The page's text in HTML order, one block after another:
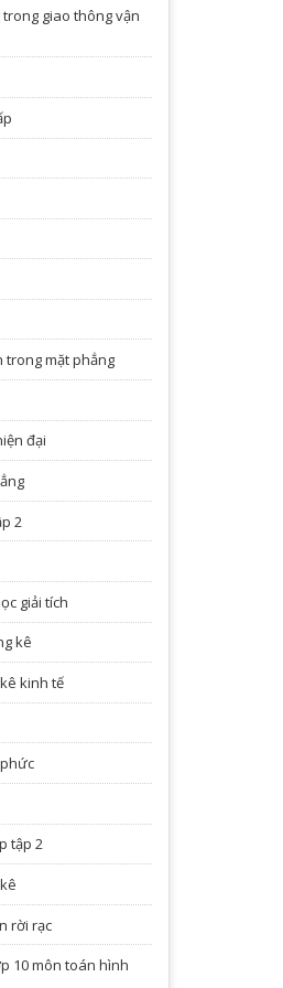
giao thông vận
trong mặt phẳng
đại
2
giải tích
kê
kinh tế
tập 2
rời rạc
10 môn toán hình